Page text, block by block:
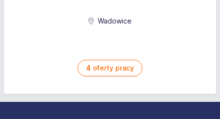
Wadowice
4 oferty pracy